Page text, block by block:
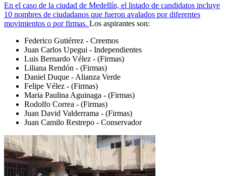
En el caso de la ciudad de Medellín, el listado de candidatos incluye
10 nombres de ciudadanos que fueron avalados por diferentes
movimientos o por firmas. Los aspirantes son:
Federico Gutiérrez - Creemos
Juan Carlos Upegui - Independientes
Luis Bernardo Vélez - (Firmas)
Liliana Rendón - (Firmas)
Daniel Duque - Alianza Verde
Felipe Vélez - (Firmas)
Maria Paulina Aguinaga - (Firmas)
Rodolfo Correa - (Firmas)
Juan David Valderrama - (Firmas)
Juan Camilo Restrepo - Conservador